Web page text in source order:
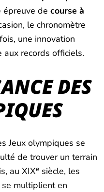
épreuve de course à
le chronomètre
une innovation
aux records officiels.
DES
Jeux olympiques se
de trouver un terrain
au XIXe siècle, les
se multiplient en